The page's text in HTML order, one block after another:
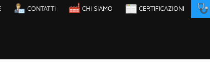
CONTATTI CHI SIAMO CERTIFICAZIONI